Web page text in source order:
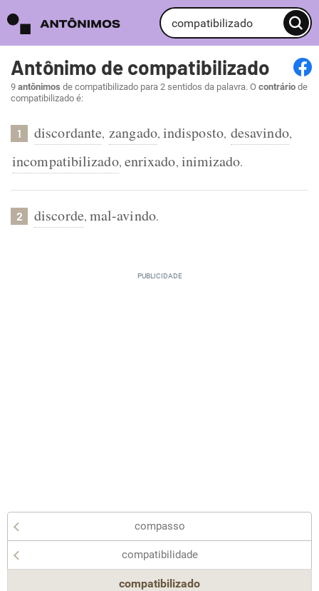
Antônimo de compatibilizado
9 antônimos de compatibilizado para 2 sentidos da palavra. O contrário de
compatibilizado é:
1 discordante, zangado, indisposto, desavindo,
incompatibilizado, enrixado, inimizado.
2 discorde, mal-avindo.
compasso
compatibilidade
compatibilizado